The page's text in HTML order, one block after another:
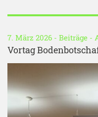
7. März 2026 - Beiträge -
Vortag